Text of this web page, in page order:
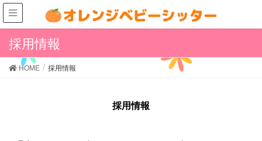
採用情報
HOME 採用情報
採用情報